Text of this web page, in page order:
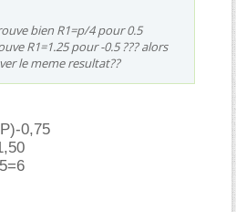
bien R1=p/4 pour 0.5
R1=1.25 pour -0.5 ??? alors
le meme resultat??
0,75